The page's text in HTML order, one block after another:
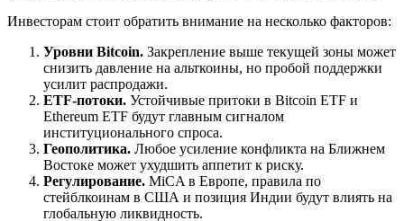
Инвесторам стоит обратить внимание на несколько факторов:
Уровни Bitcoin. Закрепление выше текущей зоны может
снизить давление на альткоины, но пробой поддержки
усилит распродажи.
ETF-потоки. Устойчивые притоки в Bitcoin ETF и
Ethereum ETF будут главным сигналом
институционального спроса.
Геополитика. Любое усиление конфликта на Ближнем
Востоке может ухудшить аппетит к риску.
Регулирование. MiCA в Европе, правила по
стейблкоинам в США и позиция Индии будут влиять на
глобальную ликвидность.